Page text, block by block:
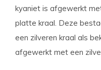
kyaniet is afgewerkt
platte kraal. Deze
een zilveren kraal als
afgewerkt met een